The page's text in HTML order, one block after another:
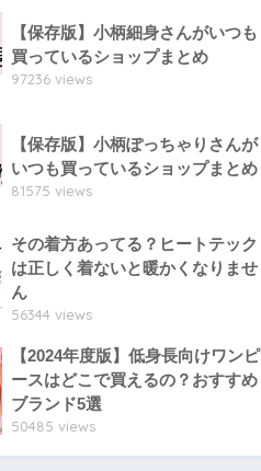
【保存版】小柄細身さんがいつも
買っているショップまとめ
97236 views
【保存版】小柄ぽっちゃりさんが
いつも買っているショップまとめ
81575 views
その着方あってる？ヒートテック
は正しく着ないと暖かくなりませ
ん
56344 views
【2024年度版】低身長向けワンピ
ースはどこで買えるの？おすすめ
ブランド5選
50485 views